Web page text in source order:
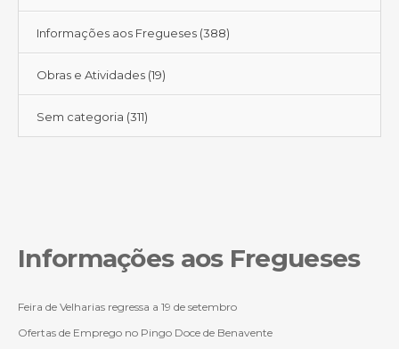
Informações aos Fregueses (388)
Obras e Atividades (19)
Sem categoria (311)
Informações aos Fregueses
Feira de Velharias regressa a 19 de setembro
Ofertas de Emprego no Pingo Doce de Benavente